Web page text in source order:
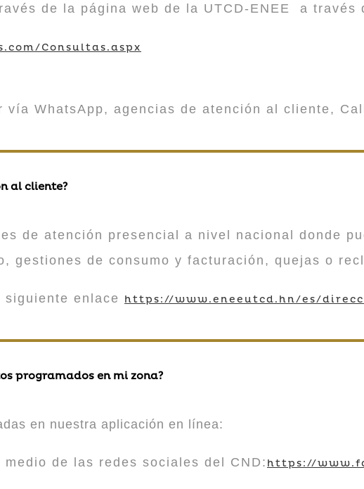
de la página web de la UTCD-ENEE a través
Consultas.aspx
vía WhatsApp, agencias de atención al cliente,
al cliente?
de atención presencial a nivel nacional donde
gestiones de consumo y facturación, quejas o
enlace https://www.eneeutcd.hn/es/
programados en mi zona?
en nuestra aplicación en línea:
de las redes sociales del CND: https://